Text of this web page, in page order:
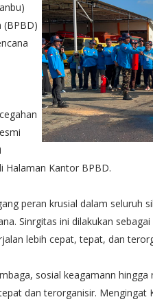
(BPBD)
Halaman Kantor BPBD.
peran krusial dalam seluruh
Sinrgitas ini dilakukan
lebih cepat, tepat, dan
sosial keagamann
dan terorganisir.